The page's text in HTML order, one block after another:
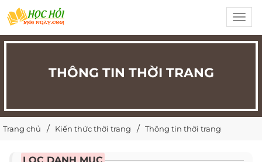
THÔNG TIN THỜI TRANG
Trang chủ Kiến thức thời trang Thông tin thời trang